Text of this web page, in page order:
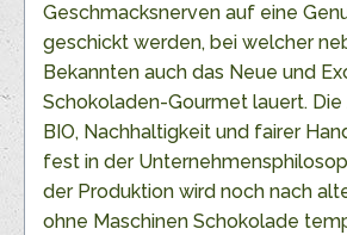
Geschmacksnerven auf eine
geschickt werden, bei welcher
Bekannten auch das Neue und
Schokoladen-Gourmet lauert.
BIO, Nachhaltigkeit und fairer
fest in der
der Produktion wird noch nach
ohne Maschinen Schokolade